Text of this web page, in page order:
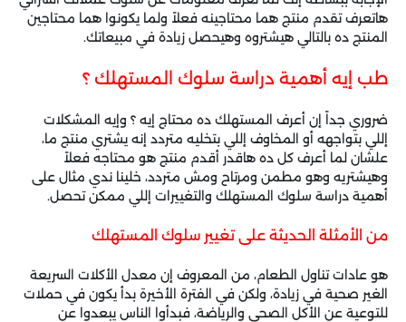
هاتعرف تقدم منتج هما محتاجينه فعلاً ولما يكونوا هما محتاجين
المنتج ده بالتالي هيشتروه وهيحصل زيادة في مبيعاتك.
طب إيه أهمية دراسة سلوك المستهلك ؟
ضروري جداً إن أعرف المستهلك ده محتاج إيه ؟ وإيه المشكلات
إللي بتواجهه أو المخاوف إللي بتخليه متردد إنه يشتري منتج ما،
علشان لما أعرف كل ده هاقدر أقدم منتج هو محتاجه فعلاً
وهيشتريه وهو مطمن ومرتاح ومش متردد، خلينا ندي مثال على
أهمية دراسة سلوك المستهلك والتغييرات إللي ممكن تحصل.
من الأمثلة الحديثة على تغيير سلوك المستهلك
هو عادات تناول الطعام، من المعروف إن معدل الأكلات السريعة
الغير صحية في زيادة، ولكن في الفترة الأخيرة بدأ يكون في حملات
للتوعية عن الأكل الصحي والرياضة، فبدأوا الناس يبعدوا عن